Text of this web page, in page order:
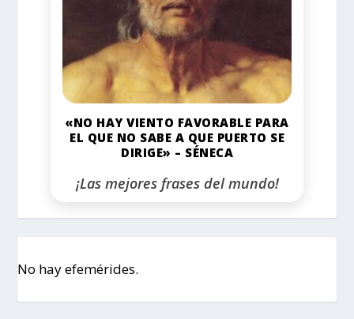
«NO HAY VIENTO FAVORABLE PARA
EL QUE NO SABE A QUE PUERTO SE
DIRIGE» – SÉNECA
¡Las mejores frases del mundo!
No hay efemérides.